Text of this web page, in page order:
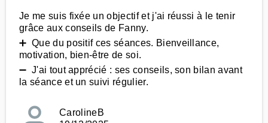
Je me suis fixée un objectif et j'ai réussi à le tenir
grâce aux conseils de Fanny.
➕ Que du positif ces séances. Bienveillance,
motivation, bien-être de soi.
➖ J'ai tout apprécié : ses conseils, son bilan avant
la séance et un suivi régulier.
CarolineB